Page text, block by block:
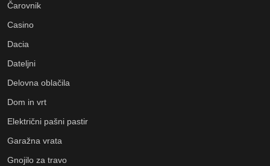
Čarovnik
Casino
Dacia
Dateljni
Delovna oblačila
Dom in vrt
Električni pašni pastir
Garažna vrata
Gnojilo za travo